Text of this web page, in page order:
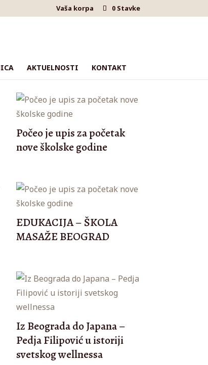
Vaša korpa 0 Stavke
AKTUELNOSTI KONTAKT
Počeo je upis za početak
nove školske godine
EDUKACIJA – ŠKOLA
MASAŽE BEOGRAD
Iz Beograda do Japana –
Pedja Filipović u istoriji
svetskog wellnessa